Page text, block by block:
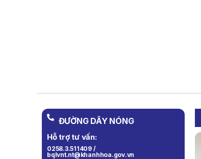
ĐƯỜNG DÂY NÓNG
Hỗ trợ tư vấn:
0258.3.511409 /
bqlvnt.nt@khanhhoa.gov.vn